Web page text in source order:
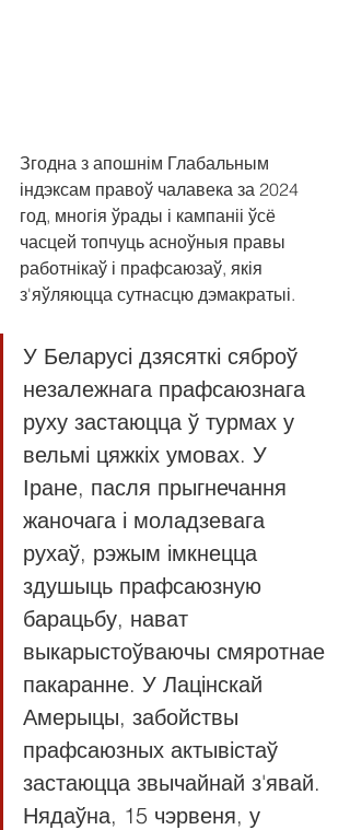
Згодна з апошнім Глабальным
індэксам правоў чалавека за 2024
год, многія ўрады і кампаніі ўсё
часцей топчуць асноўныя правы
работнікаў і прафсаюзаў, якія
з'яўляюцца сутнасцю дэмакратыі.
У Беларусі дзясяткі сяброў
незалежнага прафсаюзнага
руху застаюцца ў турмах у
вельмі цяжкіх умовах. У
Іране, пасля прыгнечання
жаночага і моладзевага
рухаў, рэжым імкнецца
здушыць прафсаюзную
барацьбу, нават
выкарыстоўваючы смяротнае
пакаранне. У Лацінскай
Амерыцы, забойствы
прафсаюзных актывістаў
застаюцца звычайнай з'явай.
Нядаўна, 15 чэрвеня, у